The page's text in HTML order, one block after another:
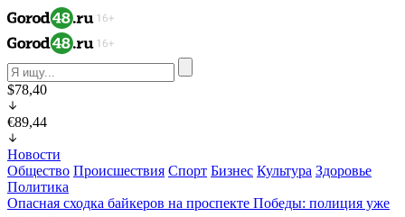
$78,40
€89,44
Новости
Общество Происшествия Спорт Бизнес Культура Здоровье
Политика
Опасная сходка байкеров на проспекте Победы: полиция уже